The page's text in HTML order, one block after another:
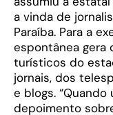
a vinda de
Paraíba. Para a
espontânea gera
turísticos do
jornais, dos
e blogs.
depoimento